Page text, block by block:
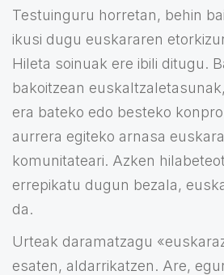
Testuinguru horretan, behin
ikusi dugu euskararen
Hileta soinuak ere ibili ditugu.
bakoitzean
era bateko edo besteko
aurrera egiteko arnasa
komunitateari. Azken
errepikatu dugun bezala,
da.
Urteak daramatzagu
esaten, aldarrikatzen. Are,